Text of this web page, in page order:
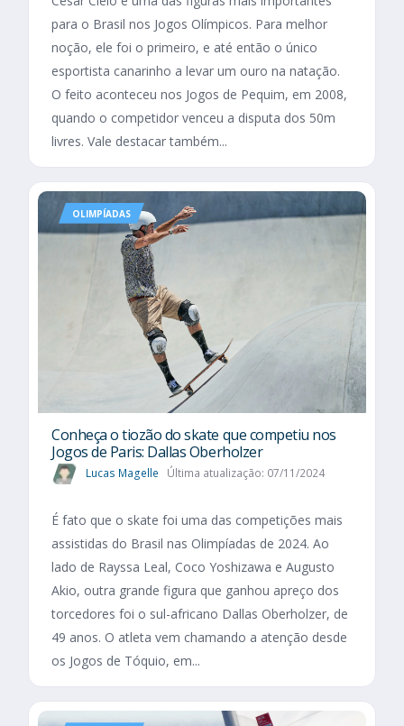
para o Brasil nos Jogos Olímpicos. Para melhor
noção, ele foi o primeiro, e até então o único
esportista canarinho a levar um ouro na natação.
O feito aconteceu nos Jogos de Pequim, em 2008,
quando o competidor venceu a disputa dos 50m
livres. Vale destacar também...
OLIMPÍADAS
Conheça o tiozão do skate que competiu nos
Jogos de Paris: Dallas Oberholzer
Lucas Magelle Última atualização: 07/11/2024
É fato que o skate foi uma das competições mais
assistidas do Brasil nas Olimpíadas de 2024. Ao
lado de Rayssa Leal, Coco Yoshizawa e Augusto
Akio, outra grande figura que ganhou apreço dos
torcedores foi o sul-africano Dallas Oberholzer, de
49 anos. O atleta vem chamando a atenção desde
os Jogos de Tóquio, em...